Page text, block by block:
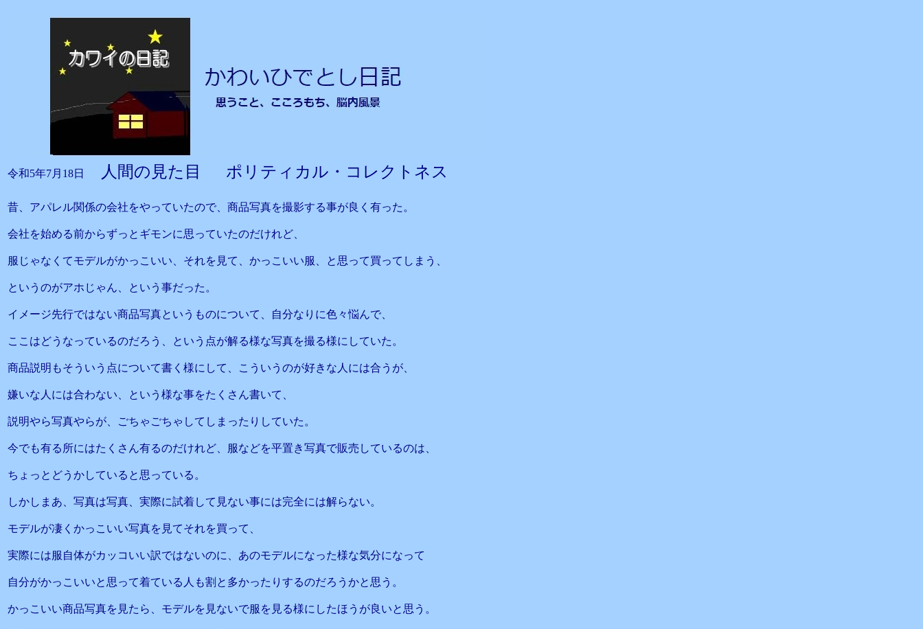
令和5年7月18日 人間の見た目 ポリティカル・コレクトネス
昔、アパレル関係の会社をやっていたので、商品写真を撮影する事が良く有った。
会社を始める前からずっとギモンに思っていたのだけれど、
服じゃなくてモデルがかっこいい、それを見て、かっこいい服、と思って買ってしまう、
というのがアホじゃん、という事だった。
イメージ先行ではない商品写真というものについて、自分なりに色々悩んで、
ここはどうなっているのだろう、という点が解る様な写真を撮る様にしていた。
商品説明もそういう点について書く様にして、こういうのが好きな人には合うが、
嫌いな人には合わない、という様な事をたくさん書いて、
説明やら写真やらが、ごちゃごちゃしてしまったりしていた。
今でも有る所にはたくさん有るのだけれど、服などを平置き写真で販売しているのは、
ちょっとどうかしていると思っている。
しかしまあ、写真は写真、実際に試着して見ない事には完全には解らない。
モデルが凄くかっこいい写真を見てそれを買って、
実際には服自体がカッコいい訳ではないのに、あのモデルになった様な気分になって
自分がかっこいいと思って着ている人も割と多かったりするのだろうかと思う。
かっこいい商品写真を見たら、モデルを見ないで服を見る様にしたほうが良いと思う。